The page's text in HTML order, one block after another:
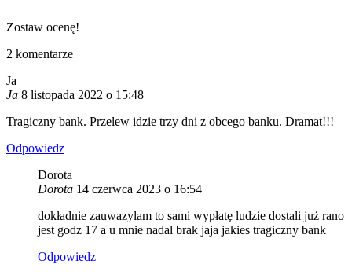
Zostaw ocenę!
2 komentarze
Ja
Ja 8 listopada 2022 o 15:48
Tragiczny bank. Przelew idzie trzy dni z obcego banku. Dramat!!!
Odpowiedz
Dorota
Dorota 14 czerwca 2023 o 16:54
dokładnie zauwazylam to sami wypłatę ludzie dostali już rano
jest godz 17 a u mnie nadal brak jaja jakies tragiczny bank
Odpowiedz